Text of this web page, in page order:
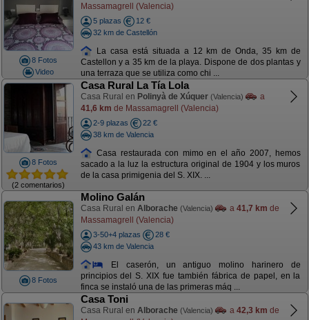
8 Fotos
Video
Massamagrell (Valencia)
5 plazas
12 €
32 km de Castellón
La casa está situada a 12 km de Onda, 35 km de
Castellon y a 35 km de la playa. Dispone de dos plantas y
una terraza que se utiliza como chi ...
8 Fotos
(2 comentarios)
Casa Rural La Tía Lola
Casa Rural en Polinyà de Xúquer (Valencia)
a
41,6 km de Massamagrell (Valencia)
2-9 plazas
22 €
38 km de Valencia
Casa restaurada con mimo en el año 2007, hemos
sacado a la luz la estructura original de 1904 y los muros
de la casa primigenia del S. XIX. ...
8 Fotos
Molino Galán
Casa Rural en Alborache (Valencia) a 41,7 km de
Massamagrell (Valencia)
3-50+4 plazas
28 €
43 km de Valencia
El caserón, un antiguo molino harinero de
principios del S. XIX fue también fábrica de papel, en la
finca se instaló una de las primeras máq ...
Casa Toni
Casa Rural en Alborache (Valencia) a 42,3 km de